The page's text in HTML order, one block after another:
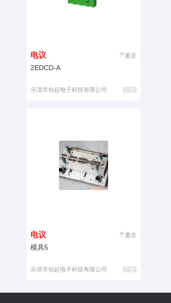
电议 重庆
2EDCD-A
乐清市创起电子科技有限公司 广告
电议 重庆
模具5
乐清市创起电子科技有限公司 广告